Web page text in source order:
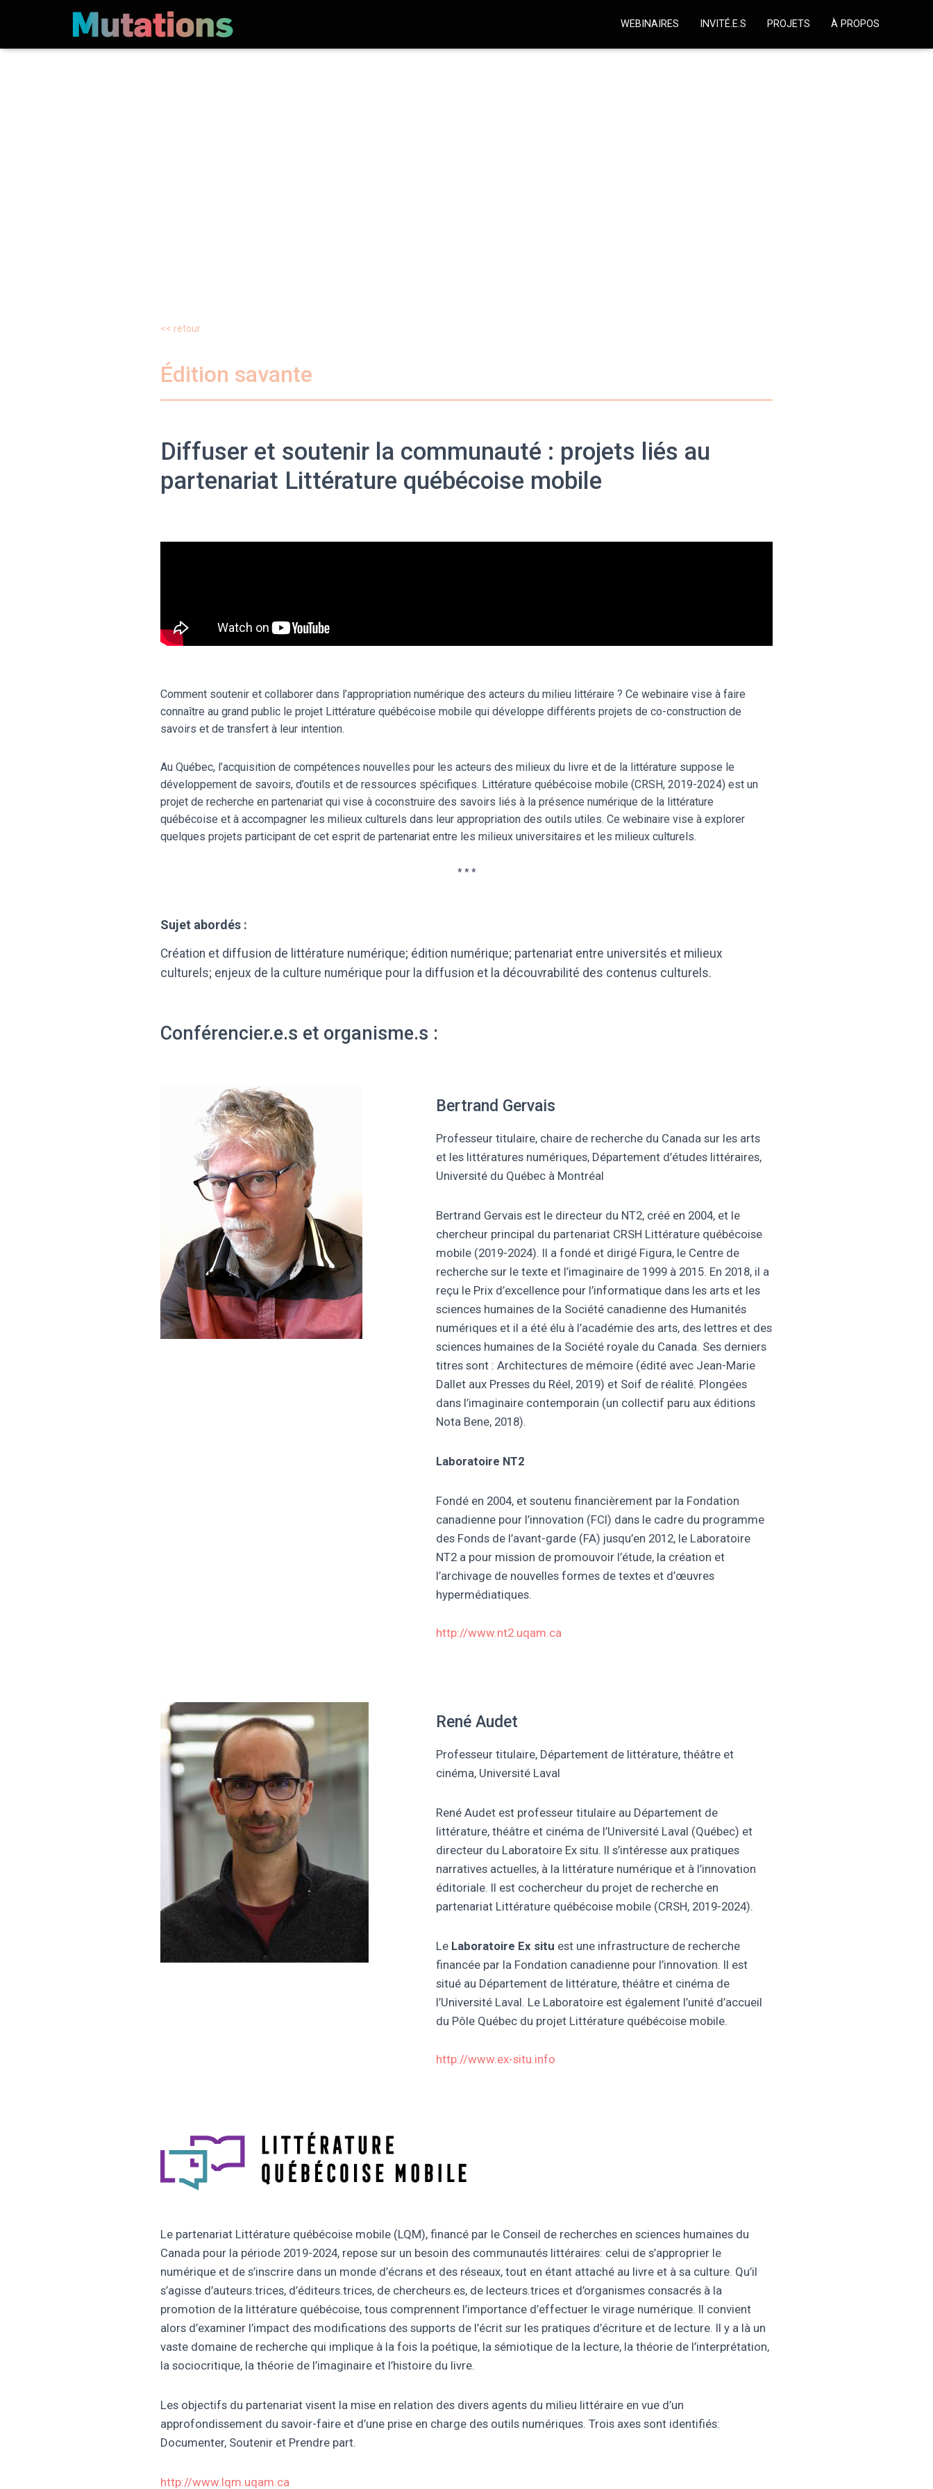
WEBINAIRES INVITÉ.E.S PROJETS À PROPOS
<< retour
Édition savante
Diffuser et soutenir la communauté : projets liés au
partenariat Littérature québécoise mobile
Comment soutenir et collaborer dans l’appropriation numérique des acteurs du milieu littéraire ? Ce webinaire vise à faire
connaître au grand public le projet Littérature québécoise mobile qui développe différents projets de co-construction de
savoirs et de transfert à leur intention.
Au Québec, l’acquisition de compétences nouvelles pour les acteurs des milieux du livre et de la littérature suppose le
développement de savoirs, d’outils et de ressources spécifiques. Littérature québécoise mobile (CRSH, 2019-2024) est un
projet de recherche en partenariat qui vise à coconstruire des savoirs liés à la présence numérique de la littérature
québécoise et à accompagner les milieux culturels dans leur appropriation des outils utiles. Ce webinaire vise à explorer
quelques projets participant de cet esprit de partenariat entre les milieux universitaires et les milieux culturels.
* * *
Sujet abordés :
Création et diffusion de littérature numérique; édition numérique; partenariat entre universités et milieux
culturels; enjeux de la culture numérique pour la diffusion et la découvrabilité des contenus culturels.
Conférencier.e.s et organisme.s :
Bertrand Gervais
Professeur titulaire, chaire de recherche du Canada sur les arts
et les littératures numériques, Département d’études littéraires,
Université du Québec à Montréal
Bertrand Gervais est le directeur du NT2, créé en 2004, et le
chercheur principal du partenariat CRSH Littérature québécoise
mobile (2019-2024). Il a fondé et dirigé Figura, le Centre de
recherche sur le texte et l’imaginaire de 1999 à 2015. En 2018, il a
reçu le Prix d’excellence pour l’informatique dans les arts et les
sciences humaines de la Société canadienne des Humanités
numériques et il a été élu à l’académie des arts, des lettres et des
sciences humaines de la Société royale du Canada. Ses derniers
titres sont : Architectures de mémoire (édité avec Jean-Marie
Dallet aux Presses du Réel, 2019) et Soif de réalité. Plongées
dans l’imaginaire contemporain (un collectif paru aux éditions
Nota Bene, 2018).
Laboratoire NT2
Fondé en 2004, et soutenu financièrement par la Fondation
canadienne pour l’innovation (FCI) dans le cadre du programme
des Fonds de l’avant-garde (FA) jusqu’en 2012, le Laboratoire
NT2 a pour mission de promouvoir l’étude, la création et
l’archivage de nouvelles formes de textes et d’œuvres
hypermédiatiques.
http://www.nt2.uqam.ca
René Audet
Professeur titulaire, Département de littérature, théâtre et
cinéma, Université Laval
René Audet est professeur titulaire au Département de
littérature, théâtre et cinéma de l’Université Laval (Québec) et
directeur du Laboratoire Ex situ. Il s’intéresse aux pratiques
narratives actuelles, à la littérature numérique et à l’innovation
éditoriale. Il est cochercheur du projet de recherche en
partenariat Littérature québécoise mobile (CRSH, 2019-2024).
Le Laboratoire Ex situ est une infrastructure de recherche
financée par la Fondation canadienne pour l’innovation. Il est
situé au Département de littérature, théâtre et cinéma de
l’Université Laval. Le Laboratoire est également l’unité d’accueil
du Pôle Québec du projet Littérature québécoise mobile.
http://www.ex-situ.info
Le partenariat Littérature québécoise mobile (LQM), financé par le Conseil de recherches en sciences humaines du
Canada pour la période 2019-2024, repose sur un besoin des communautés littéraires: celui de s’approprier le
numérique et de s’inscrire dans un monde d’écrans et des réseaux, tout en étant attaché au livre et à sa culture. Qu’il
s’agisse d’auteurs.trices, d’éditeurs.trices, de chercheurs.es, de lecteurs.trices et d’organismes consacrés à la
promotion de la littérature québécoise, tous comprennent l’importance d’effectuer le virage numérique. Il convient
alors d’examiner l’impact des modifications des supports de l’écrit sur les pratiques d’écriture et de lecture. Il y a là un
vaste domaine de recherche qui implique à la fois la poétique, la sémiotique de la lecture, la théorie de l’interprétation,
la sociocritique, la théorie de l’imaginaire et l’histoire du livre.
Les objectifs du partenariat visent la mise en relation des divers agents du milieu littéraire en vue d’un
approfondissement du savoir-faire et d’une prise en charge des outils numériques. Trois axes sont identifiés:
Documenter, Soutenir et Prendre part.
http://www.lqm.uqam.ca